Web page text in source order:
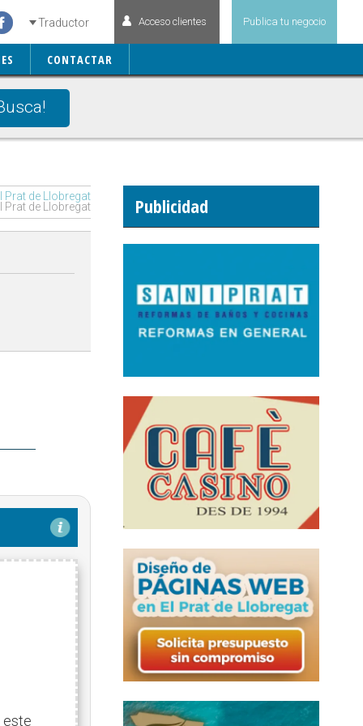
CONTACTAR
Publica tu negocio
Acceso clientes
Traductor
Prat de Llobregat
Prat de Llobregat
este
Publicidad